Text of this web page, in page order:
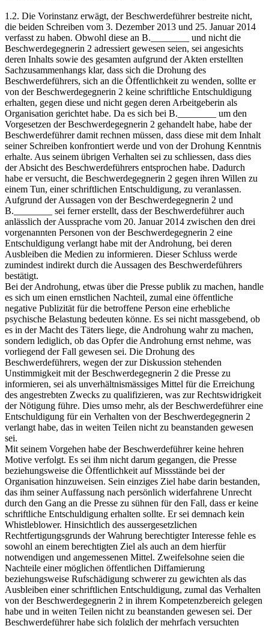
1.2. Die Vorinstanz erwägt, der Beschwerdeführer bestreite nicht,
die beiden Schreiben vom 3. Dezember 2013 und 25. Januar 2014
verfasst zu haben. Obwohl diese an B.________ und nicht die
Beschwerdegegnerin 2 adressiert gewesen seien, sei angesichts
deren Inhalts sowie des gesamten aufgrund der Akten erstellten
Sachzusammenhangs klar, dass sich die Drohung des
Beschwerdeführers, sich an die Öffentlichkeit zu wenden, sollte er
von der Beschwerdegegnerin 2 keine schriftliche Entschuldigung
erhalten, gegen diese und nicht gegen deren Arbeitgeberin als
Organisation gerichtet habe. Da es sich bei B.________ um den
Vorgesetzen der Beschwerdegegnerin 2 gehandelt habe, habe der
Beschwerdeführer damit rechnen müssen, dass diese mit dem Inhalt
seiner Schreiben konfrontiert werde und von der Drohung Kenntnis
erhalte. Aus seinem übrigen Verhalten sei zu schliessen, dass dies
der Absicht des Beschwerdeführers entsprochen habe. Dadurch
habe er versucht, die Beschwerdegegnerin 2 gegen ihren Willen zu
einem Tun, einer schriftlichen Entschuldigung, zu veranlassen.
Aufgrund der Aussagen von der Beschwerdegegnerin 2 und
B.________ sei ferner erstellt, dass der Beschwerdeführer auch
anlässlich der Aussprache vom 20. Januar 2014 zwischen den drei
vorgenannten Personen von der Beschwerdegegnerin 2 eine
Entschuldigung verlangt habe mit der Androhung, bei deren
Ausbleiben die Medien zu informieren. Dieser Schluss werde
zumindest indirekt durch die Aussagen des Beschwerdeführers
bestätigt.
Bei der Androhung, etwas über die Presse publik zu machen, handle
es sich um einen ernstlichen Nachteil, zumal eine öffentliche
negative Publizität für die betroffene Person eine erhebliche
psychische Belastung bedeuten könne. Es sei nicht massgebend, ob
es in der Macht des Täters liege, die Androhung wahr zu machen,
sondern lediglich, ob das Opfer die Androhung ernst nehme, was
vorliegend der Fall gewesen sei. Die Drohung des
Beschwerdeführers, wegen der zur Diskussion stehenden
Unstimmigkeit mit der Beschwerdegegnerin 2 die Presse zu
informieren, sei als unverhältnismässiges Mittel für die Erreichung
des angestrebten Zwecks zu qualifizieren, was zur Rechtswidrigkeit
der Nötigung führe. Dies umso mehr, als der Beschwerdeführer eine
Entschuldigung für ein Verhalten von der Beschwerdegegnerin 2
verlangt habe, das in weiten Teilen nicht zu beanstanden gewesen
sei.
Mit seinem Vorgehen habe der Beschwerdeführer keine hehren
Motive verfolgt. Es sei ihm nicht darum gegangen, die Presse
beziehungsweise die Öffentlichkeit auf Missstände bei der
Organisation hinzuweisen. Sein einziges Ziel habe darin bestanden,
das ihm seiner Auffassung nach persönlich widerfahrene Unrecht
durch den Gang an die Presse zu sühnen für den Fall, dass er keine
schriftliche Entschuldigung erhalten sollte. Er sei demnach kein
Whistleblower. Hinsichtlich des aussergesetzlichen
Rechtfertigungsgrunds der Wahrung berechtigter Interesse fehle es
sowohl an einem berechtigten Ziel als auch an dem hierfür
notwendigen und angemessenen Mittel. Zweifelsohne seien die
Nachteile einer möglichen öffentlichen Diffamierung
beziehungsweise Rufschädigung schwerer zu gewichten als das
Ausbleiben einer schriftlichen Entschuldigung, zumal das Verhalten
von der Beschwerdegegnerin 2 in ihrem Kompetenzbereich gelegen
habe und in weiten Teilen nicht zu beanstanden gewesen sei. Der
Beschwerdeführer habe sich folglich der mehrfach versuchten